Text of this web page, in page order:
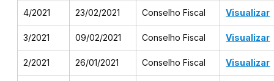
4/2021 23/02/2021 Conselho Fiscal Visualizar
3/2021 09/02/2021 Conselho Fiscal Visualizar
2/2021 26/01/2021 Conselho Fiscal Visualizar